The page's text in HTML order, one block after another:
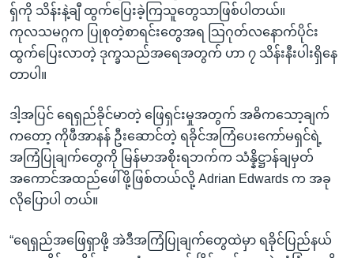
ရှ်ကို သိန်းနဲ့ချီ ထွက်ပြေးခဲ့ကြသူတွေသာဖြစ်ပါတယ်။
ကုလသမဂ္ဂက ပြုစုတဲ့စာရင်းတွေအရ သြဂုတ်လနောက်ပိုင်း
ထွက်ပြေးလာတဲ့ ဒုက္ခသည်အရေအတွက် ဟာ ၇ သိန်းနီးပါးရှိနေ
တာပါ။
ဒါ့အပြင် ရေရှည်ခိုင်မာတဲ့ ဖြေရှင်းမှုအတွက် အဓိကသော့ချက်
ကတော့ ကိုဖီအာနန် ဦးဆောင်တဲ့ ရခိုင်အကြံပေးကော်မရှင်ရဲ့
အကြံပြုချက်တွေကို မြန်မာအစိုးရဘက်က သံန္နိဋ္ဌာန်ချမှတ်
အကောင်အထည်ဖေါ်ဖို့ဖြစ်တယ်လို့ Adrian Edwards က အခု
လိုပြောပါ တယ်။
“ရေရှည်အဖြေရှာဖို့ အဲဒီအကြံပြုချက်တွေထဲမှာ ရခိုင်ပြည်နယ်